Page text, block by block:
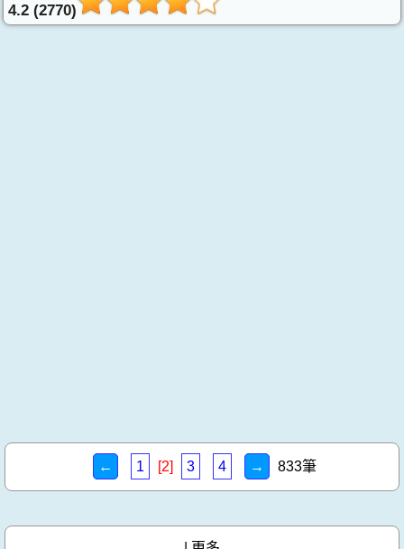
4.2 (2770)
← 1 [2] 3 4 → 833筆